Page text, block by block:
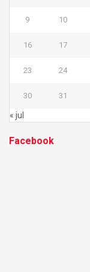
9 10
16 17
23 24
30 31
« jul
Facebook